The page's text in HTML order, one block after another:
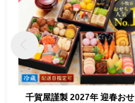
千賀屋謹製 2027年 迎春おせ